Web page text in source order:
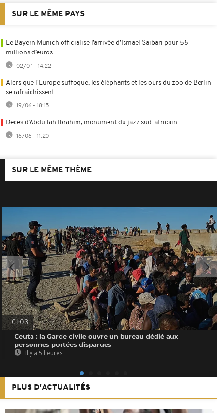
SUR LE MÊME PAYS
Le Bayern Munich officialise l’arrivée d’Ismaël Saibari pour 55
millions d’euros
02/07 - 14:22
Alors que l'Europe suffoque, les éléphants et les ours du zoo de Berlin
se rafraîchissent
19/06 - 18:15
Décès d’Abdullah Ibrahim, monument du jazz sud-africain
16/06 - 11:20
SUR LE MÊME THÈME
01:03
Ceuta : la Garde civile ouvre un bureau dédié aux
personnes portées disparues
Il y a 5 heures
PLUS D'ACTUALITÉS